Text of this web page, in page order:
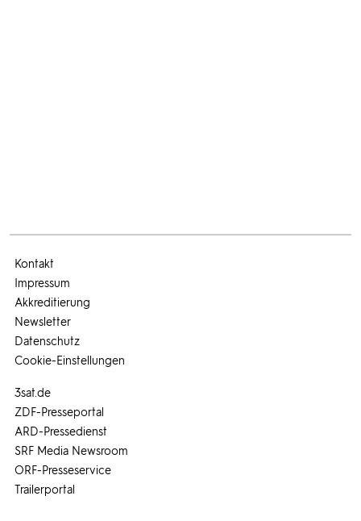
3sat.de
ZDF-Presseportal
ARD-Pressedienst
SRF Media Newsroom
ORF-Presseservice
Trailerportal
Kontakt
Impressum
Akkreditierung
Newsletter
Datenschutz
Cookie-Einstellungen